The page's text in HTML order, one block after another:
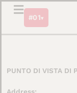
#01▾
PUNTO DI VISTA DI